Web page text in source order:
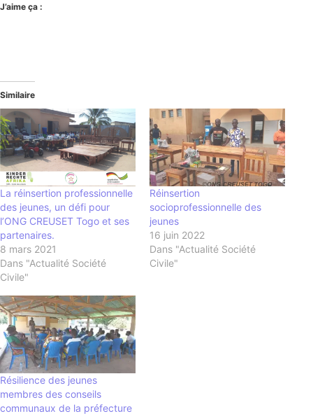
J’aime ça :
Similaire
La réinsertion professionnelle
des jeunes, un défi pour
l’ONG CREUSET Togo et ses
partenaires.
8 mars 2021
Dans "Actualité Société
Civile"
Réinsertion
socioprofessionnelle des
jeunes
16 juin 2022
Dans "Actualité Société
Civile"
Résilience des jeunes
membres des conseils
communaux de la préfecture